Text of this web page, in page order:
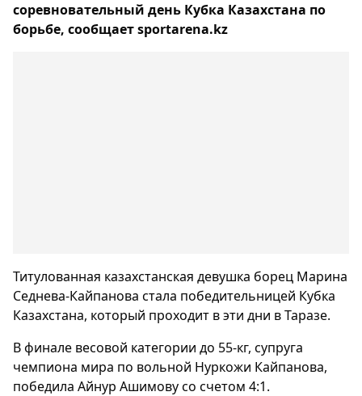
соревновательный день Кубка Казахстана по
борьбе, сообщает sportarena.kz
Титулованная казахстанская девушка борец Марина
Седнева-Кайпанова стала победительницей Кубка
Казахстана, который проходит в эти дни в Таразе.
В финале весовой категории до 55-кг, супруга
чемпиона мира по вольной Нуркожи Кайпанова,
победила Айнур Ашимову со счетом 4:1.